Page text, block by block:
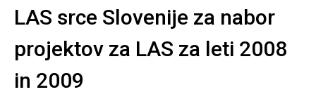
LAS srce Slovenije za nabor
projektov za LAS za leti 2008
in 2009